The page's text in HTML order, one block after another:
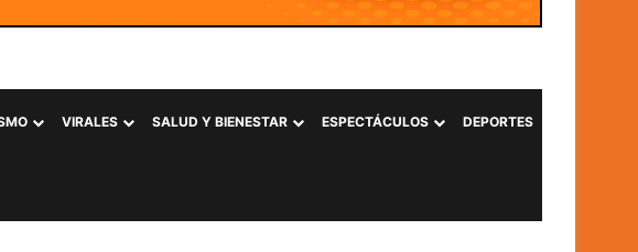
VIRALES SALUD Y BIENESTAR ESPECTÁCULOS DEPORTES